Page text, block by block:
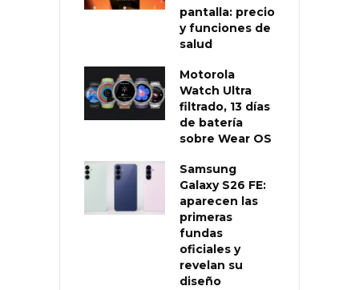
pantalla: precio
y funciones de
salud
Motorola
Watch Ultra
filtrado, 13 días
de batería
sobre Wear OS
Samsung
Galaxy S26 FE:
aparecen las
primeras
fundas
oficiales y
revelan su
diseño